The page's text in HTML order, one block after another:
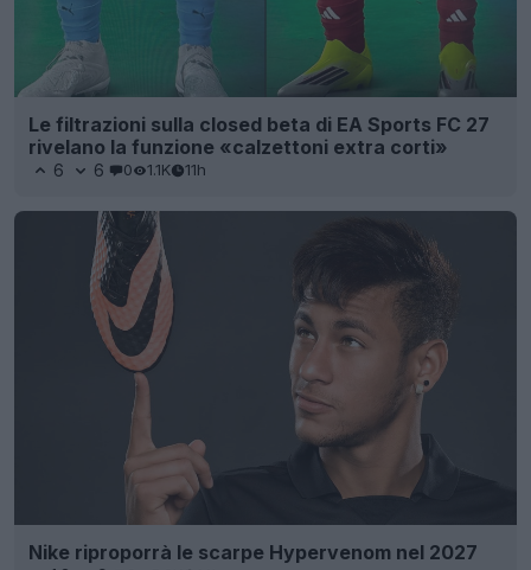
Le filtrazioni sulla closed beta di EA Sports FC 27
rivelano la funzione «calzettoni extra corti»
6 6 0 1.1K 11h
Nike riproporrà le scarpe Hypervenom nel 2027